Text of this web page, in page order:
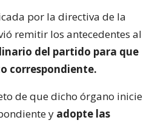
por la directiva de la
remitir los antecedentes al
del partido para que
correspondiente.
de que dicho órgano inicie
y adopte las